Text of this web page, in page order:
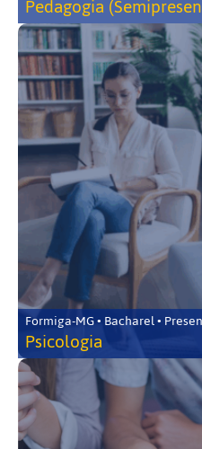
Pedagogia
Formiga-MG • Bacharel •
Psicologia